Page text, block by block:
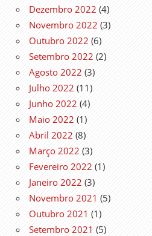
Dezembro 2022 (4)
Novembro 2022 (3)
Outubro 2022 (6)
Setembro 2022 (2)
Agosto 2022 (3)
Julho 2022 (11)
Junho 2022 (4)
Maio 2022 (1)
Abril 2022 (8)
Março 2022 (3)
Fevereiro 2022 (1)
Janeiro 2022 (3)
Novembro 2021 (5)
Outubro 2021 (1)
Setembro 2021 (5)